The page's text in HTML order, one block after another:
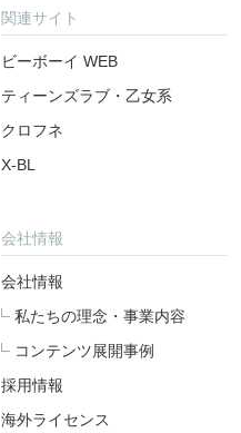
関連サイト
ビーボーイ WEB
ティーンズラブ・乙女系
クロフネ
X-BL
会社情報
会社情報
私たちの理念・事業内容
コンテンツ展開事例
採用情報
海外ライセンス